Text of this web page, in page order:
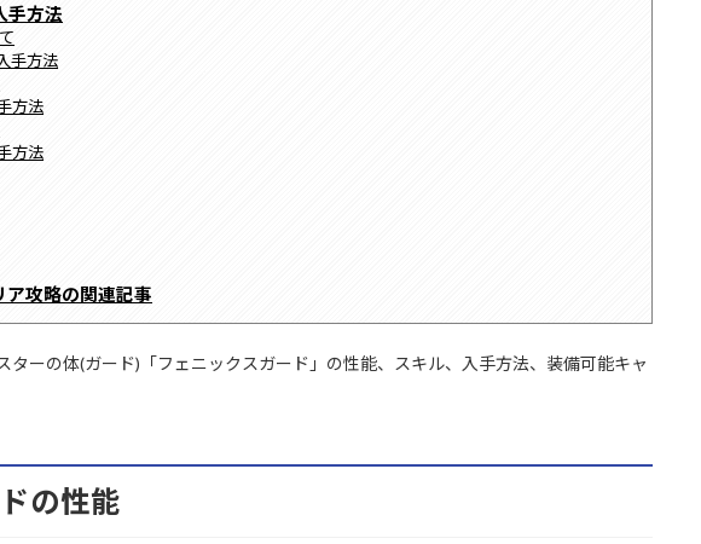
手方法
手方法
方法
方法
ア攻略の関連記事
ターの体(ガード)「フェニックスガード」の性能、スキル、入手方法、装備可能キャ
の性能